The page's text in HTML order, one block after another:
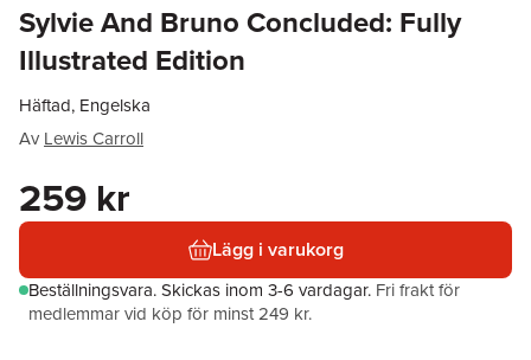
Sylvie And Bruno Concluded: Fully
Illustrated Edition
Häftad, Engelska
Av Lewis Carroll
259 kr
Lägg i varukorg
Beställningsvara.Skickas inom 3-6 vardagar. Fri frakt för
medlemmar vid köp för minst 249 kr.